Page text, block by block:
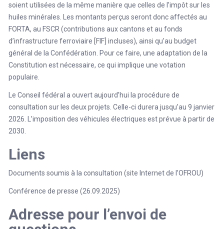
soient utilisées de la même manière que celles de l’impôt sur les
huiles minérales. Les montants perçus seront donc affectés au
FORTA, au FSCR (contributions aux cantons et au fonds
d’infrastructure ferroviaire [FIF] incluses), ainsi qu’au budget
général de la Confédération. Pour ce faire, une adaptation de la
Constitution est nécessaire, ce qui implique une votation
populaire.
Le Conseil fédéral a ouvert aujourd’hui la procédure de
consultation sur les deux projets. Celle-ci durera jusqu’au 9 janvier
2026. L’imposition des véhicules électriques est prévue à partir de
2030.
Liens
Documents soumis à la consultation (site Internet de l’OFROU)
Conférence de presse (26.09.2025)
Adresse pour l’envoi de